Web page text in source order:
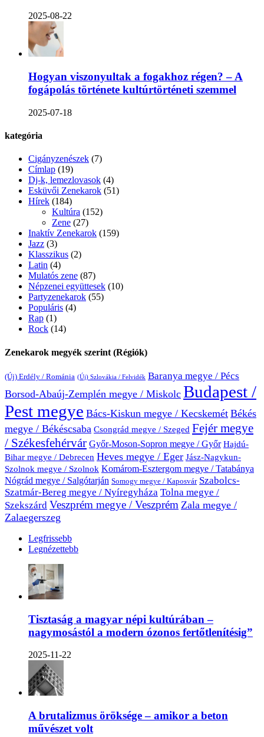
2025-08-22
Hogyan viszonyultak a fogakhoz régen? – A
fogápolás története kultúrtörténeti szemmel
2025-07-18
kategória
Cigányzenészek (7)
Címlap (19)
Dj-k, lemezlovasok (4)
Esküvői Zenekarok (51)
Hírek (184)
Kultúra (152)
Zene (27)
Inaktív Zenekarok (159)
Jazz (3)
Klasszikus (2)
Latin (4)
Mulatós zene (87)
Népzenei együttesek (10)
Partyzenekarok (55)
Populáris (4)
Rap (1)
Rock (14)
Zenekarok megyék szerint (Régiók)
(Új) Erdély / Románia (Új) Szlovákia / Felvidék Baranya megye / Pécs
Borsod-Abaúj-Zemplén megye / Miskolc Budapest /
Pest megye Bács-Kiskun megye / Kecskemét Békés
megye / Békéscsaba Csongrád megye / Szeged Fejér megye
/ Székesfehérvár Győr-Moson-Sopron megye / Győr Hajdú-
Bihar megye / Debrecen Heves megye / Eger Jász-Nagykun-
Szolnok megye / Szolnok Komárom-Esztergom megye / Tatabánya
Nógrád megye / Salgótarján Somogy megye / Kaposvár Szabolcs-
Szatmár-Bereg megye / Nyíregyháza Tolna megye /
Szekszárd Veszprém megye / Veszprém Zala megye /
Zalaegerszeg
Legfrissebb
Legnézettebb
Tisztaság a magyar népi kultúrában –
nagymosástól a modern ózonos fertőtlenítésig”
2025-11-22
A brutalizmus öröksége – amikor a beton
művészet volt